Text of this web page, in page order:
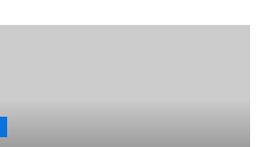
Гідромасаж під Києвом: